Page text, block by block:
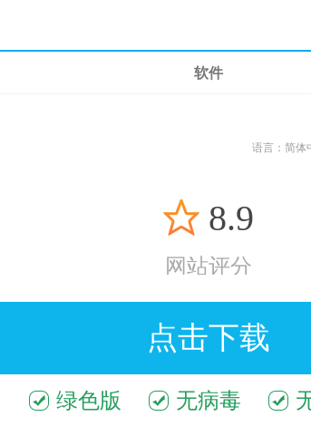
软件
语言： 简体
8.9
网站评分
点击下载
绿色版 无病毒